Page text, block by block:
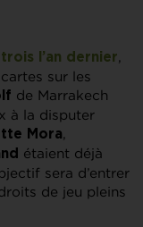
trois l’an dernier,
sur les
de Marrakech
à la disputer
Mora,
étaient déjà
sera d’entrer
de jeu pleins